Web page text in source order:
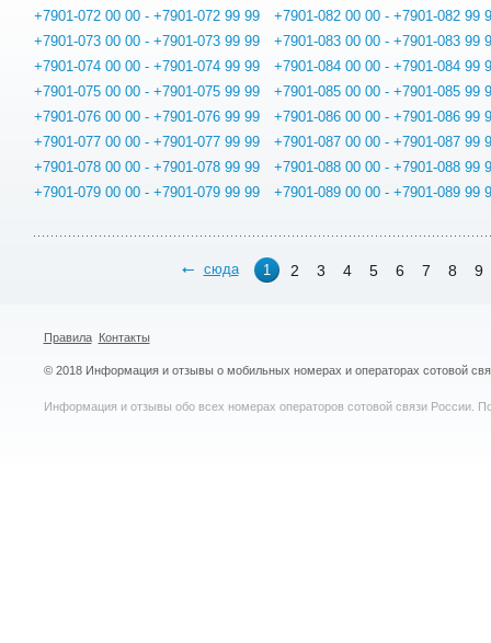
+7901-072 00 00 - +7901-072 99 99
+7901-073 00 00 - +7901-073 99 99
+7901-074 00 00 - +7901-074 99 99
+7901-075 00 00 - +7901-075 99 99
+7901-076 00 00 - +7901-076 99 99
+7901-077 00 00 - +7901-077 99 99
+7901-078 00 00 - +7901-078 99 99
+7901-079 00 00 - +7901-079 99 99
+7901-082 00 00 - +7901-082 99
+7901-083 00 00 - +7901-083 99
+7901-084 00 00 - +7901-084 99
+7901-085 00 00 - +7901-085 99
+7901-086 00 00 - +7901-086 99
+7901-087 00 00 - +7901-087 99
+7901-088 00 00 - +7901-088 99
+7901-089 00 00 - +7901-089 99
сюда 1 2 3 4 5 6 7 8 9
Правила Контакты
© 2018 Информация и отзывы о мобильных номерах и операторах сотовой
Информация и отзывы обо всех номерах операторов сотовой связи России.